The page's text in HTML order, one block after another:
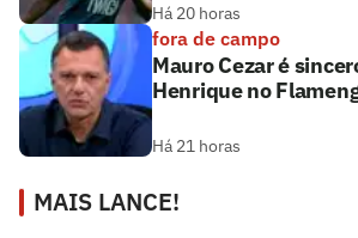
Há 20 horas
fora de campo
Mauro Cezar é
Henrique no
Há 21 horas
MAIS LANCE!